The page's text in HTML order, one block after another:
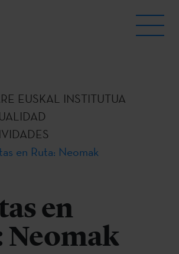
EUSKAL INSTITUTUA
en Ruta: Neomak
en
Neomak